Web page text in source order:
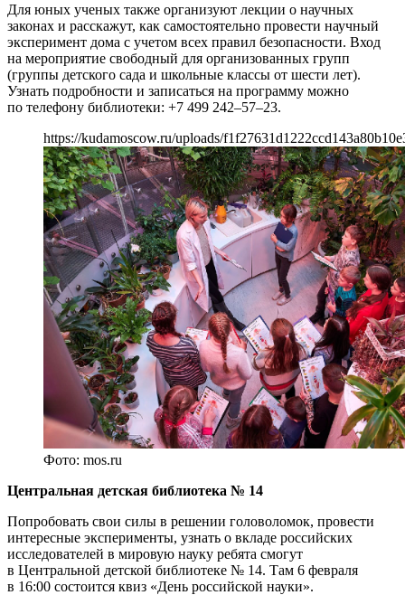
Для юных ученых также организуют лекции о научных
законах и расскажут, как самостоятельно провести научный
эксперимент дома с учетом всех правил безопасности. Вход
на мероприятие свободный для организованных групп
(группы детского сада и школьные классы от шести лет).
Узнать подробности и записаться на программу можно
по телефону библиотеки: +7 499 242–57–23.
https://kudamoscow.ru/uploads/
Фото: mos.ru
Центральная детская библиотека № 14
Попробовать свои силы в решении головоломок, провести
интересные эксперименты, узнать о вкладе российских
исследователей в мировую науку ребята смогут
в Центральной детской библиотеке № 14. Там 6 февраля
в 16:00 состоится квиз «День российской науки».